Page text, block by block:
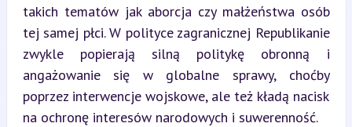
takich tematów jak aborcja czy małżeństwa osób
tej samej płci. W polityce zagranicznej Republikanie
zwykle popierają silną politykę obronną i
angażowanie się w globalne sprawy, choćby
poprzez interwencje wojskowe, ale też kładą nacisk
na ochronę interesów narodowych i suwerenność.